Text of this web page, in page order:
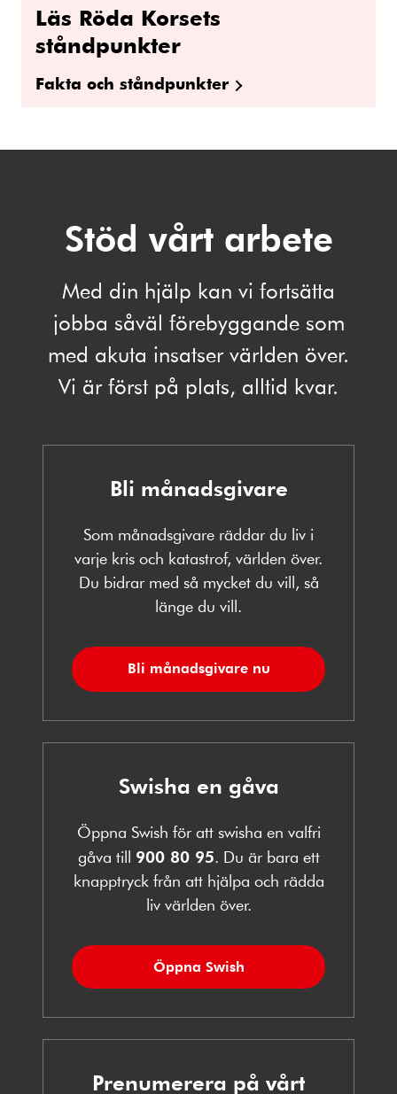
Läs Röda Korsets
ståndpunkter
Fakta och ståndpunkter
Stöd vårt arbete
Med din hjälp kan vi fortsätta
jobba såväl förebyggande som
med akuta insatser världen över.
Vi är först på plats, alltid kvar.
Bli månadsgivare
Som månadsgivare räddar du liv i
varje kris och katastrof, världen över.
Du bidrar med så mycket du vill, så
länge du vill.
Bli månadsgivare nu
Swisha en gåva
Öppna Swish för att swisha en valfri
gåva till 900 80 95. Du är bara ett
knapptryck från att hjälpa och rädda
liv världen över.
Öppna Swish
Prenumerera på vårt